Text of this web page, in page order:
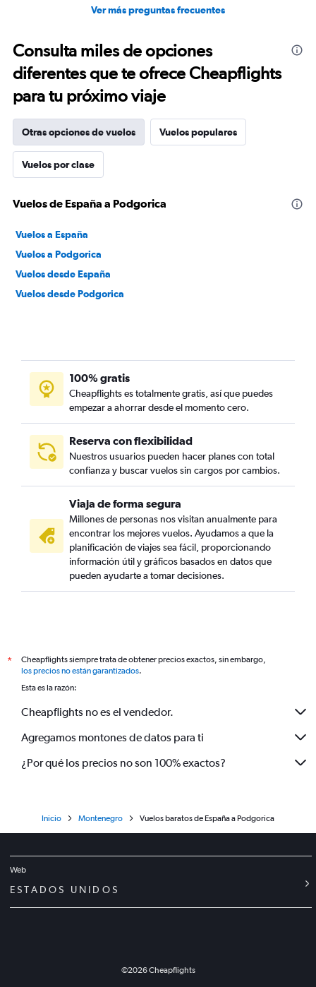
Ver más preguntas frecuentes
Consulta miles de opciones
diferentes que te ofrece Cheapflights
para tu próximo viaje
Otras opciones de vuelos Vuelos populares
Vuelos por clase
Vuelos de España a Podgorica
Vuelos a España
Vuelos a Podgorica
Vuelos desde España
Vuelos desde Podgorica
100% gratis
Cheapflights es totalmente gratis, así que puedes
empezar a ahorrar desde el momento cero.
Reserva con flexibilidad
Nuestros usuarios pueden hacer planes con total
confianza y buscar vuelos sin cargos por cambios.
Viaja de forma segura
Millones de personas nos visitan anualmente para
encontrar los mejores vuelos. Ayudamos a que la
planificación de viajes sea fácil, proporcionando
información útil y gráficos basados en datos que
pueden ayudarte a tomar decisiones.
*
Cheapflights siempre trata de obtener precios exactos, sin embargo,
los precios no están garantizados.
Esta es la razón:
Cheapflights no es el vendedor.
Agregamos montones de datos para ti
¿Por qué los precios no son 100% exactos?
Inicio Montenegro Vuelos baratos de España a Podgorica
Web
ESTADOS UNIDOS
©2026Cheapflights